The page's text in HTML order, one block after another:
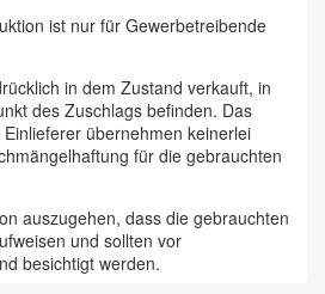
ist nur für Gewerbetreibende
in dem Zustand verkauft, in
des Zuschlags befinden. Das
übernehmen keinerlei
für die gebrauchten
auszugehen, dass die gebrauchten
und sollten vor
besichtigt werden.